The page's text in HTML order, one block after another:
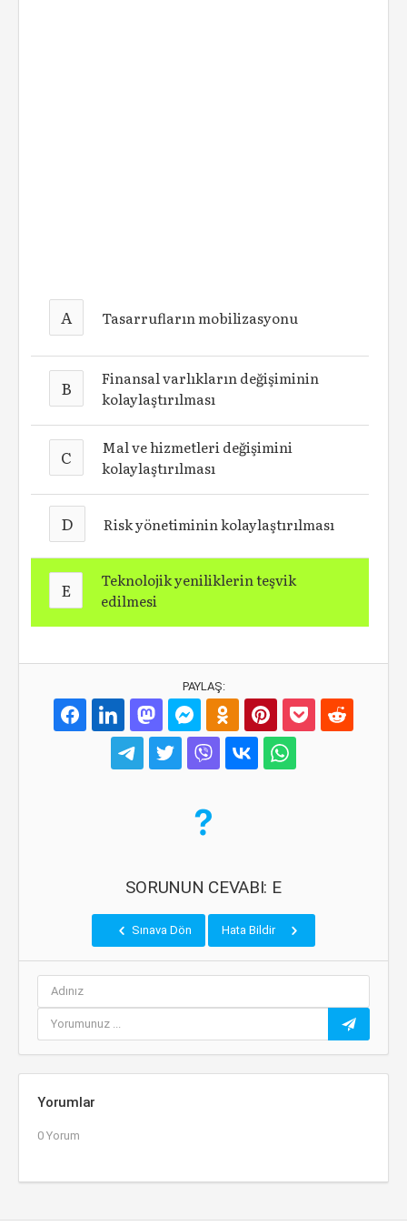
A Tasarrufların mobilizasyonu
B
Finansal varlıkların değişiminin
kolaylaştırılması
C
Mal ve hizmetleri değişimini
kolaylaştırılması
D Risk yönetiminin kolaylaştırılması
E
Teknolojik yeniliklerin teşvik
edilmesi
PAYLAŞ:
SORUNUN CEVABI: E
Sınava Dön Hata Bildir
Yorumlar
0 Yorum